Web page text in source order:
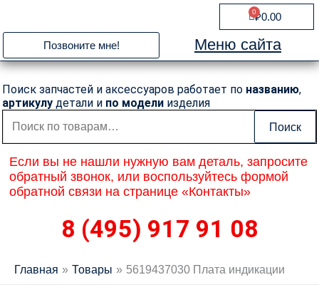
содержимому
₽0.00
0
Cart
Позвоните мне! Меню сайта
Поиск запчастей и аксессуаров работает по названию,
артикулу детали и по модели изделия
Искать:
Поиск
Если вы не нашли нужную вам деталь, запросите
обратный звонок, или воспользуйтесь формой
обратной связи на странице «Контакты»
8 (495) 917 91 08
Главная Товары 5619437030 Плата индикации